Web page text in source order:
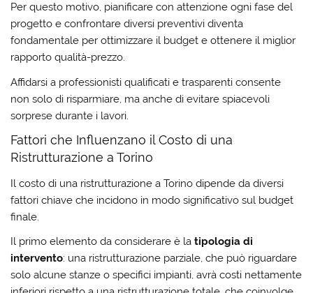
Per questo motivo, pianificare con attenzione ogni fase del
progetto e confrontare diversi preventivi diventa
fondamentale per ottimizzare il budget e ottenere il miglior
rapporto qualità-prezzo.
Affidarsi a professionisti qualificati e trasparenti consente
non solo di risparmiare, ma anche di evitare spiacevoli
sorprese durante i lavori.
Fattori che Influenzano il Costo di una
Ristrutturazione a Torino
Ilcosto di una ristrutturazione a Torino dipende da diversi
fattori chiave che incidono in modo significativo sul budget
finale.
Il primo elemento da considerare è latipologia di
intervento: una ristrutturazione parziale, che può riguardare
solo alcune stanze o specifici impianti, avrà costi nettamente